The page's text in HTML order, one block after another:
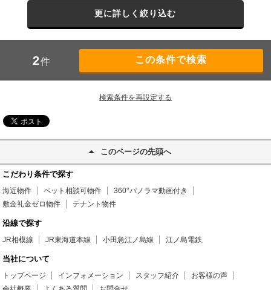
更に詳しく絞り込む
2件
検索条件を再設定する
このページの先頭へ
こだわり条件で探す
海近物件 ペット相談可物件
360°パノラマ動画付き
敷金礼金ゼロ物件
テナント物件
沿線で探す
JR相模線 JR東海道本線 小田急江ノ島線 江ノ島電鉄
当社について
トップページ インフォメーション スタッフ紹介
お客様の声